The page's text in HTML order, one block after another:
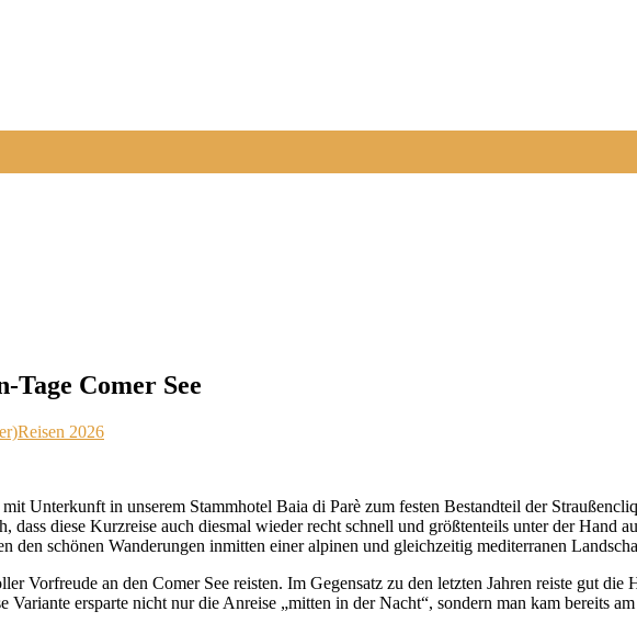
Tage Comer See
2026
Unterkunft in unserem Stammhotel Baia di Parè zum festen Bestandteil der
diese Kurzreise auch diesmal wieder recht schnell und größtenteils unter der Hand
den schönen Wanderungen inmitten einer alpinen und gleichzeitig mediterranen
Vorfreude an den Comer See reisten. Im Gegensatz zu den letzten Jahren reiste gut
Variante ersparte nicht nur die Anreise „mitten in der Nacht“, sondern man kam bereits